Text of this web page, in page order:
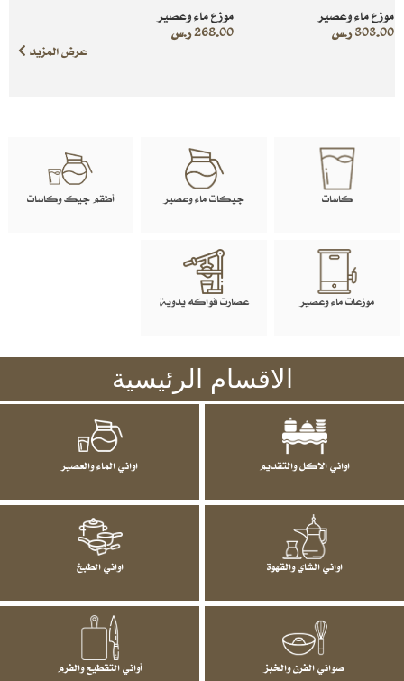
موزع ماء وعصير
303.00ر.س
موزع ماء وعصير
268.00ر.س
عرض المزيد
كاسات جيكات ماء وعصير أطقم جيك وكاسات
موزعات ماء وعصير عصارت فواكه يدوية
الاقسام الرئيسية
اواني الاكل والتقديم اواني الماء والعصير
اواني الشاي والقهوة اواني الطبخ
صواني الفرن والخبز أواني التقطيع والفرم